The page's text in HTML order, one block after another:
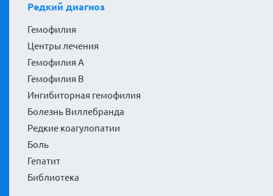
Редкий диагноз
Гемофилия
Центры лечения
Гемофилия А
Гемофилия В
Ингибиторная гемофилия
Болезнь Виллебранда
Редкие коагулопатии
Боль
Гепатит
Библиотека